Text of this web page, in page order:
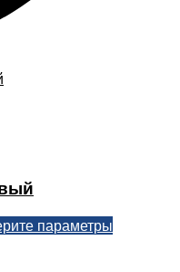
параметры